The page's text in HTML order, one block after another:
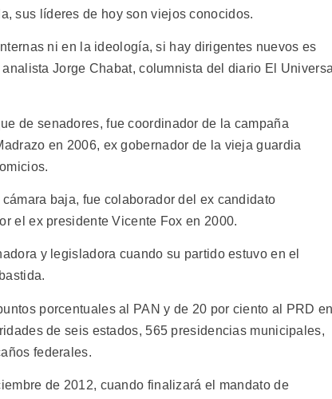
sus líderes de hoy son viejos conocidos.
ni en la ideología, si hay dirigentes nuevos es
Jorge Chabat, columnista del diario El
de senadores, fue coordinador de la campaña
en 2006, ex gobernador de la vieja guardia
baja, fue colaborador del ex candidato
el ex presidente Vicente Fox en 2000.
y legisladora cuando su partido estuvo en el
porcentuales al PAN y de 20 por ciento al PRD
de seis estados, 565 presidencias municipales,
federales.
de 2012, cuando finalizará el mandato de